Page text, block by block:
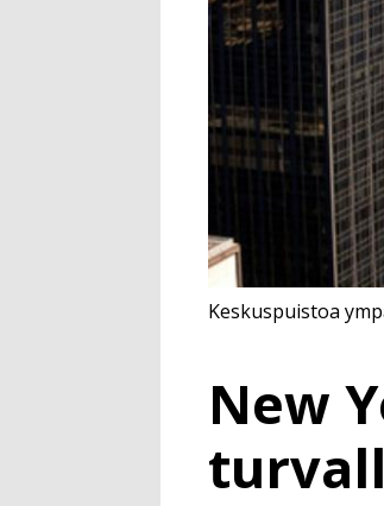
New
Keskuspuistoa